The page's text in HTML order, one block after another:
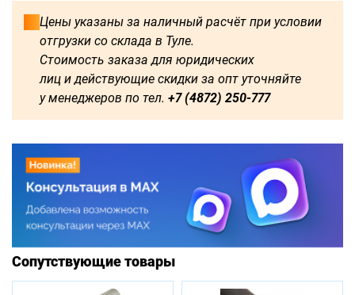
Цены указаны за наличный расчёт при условии
отгрузки со склада в Туле.
Стоимость заказа для юридических
лиц и действующие скидки за опт уточняйте
у менеджеров по тел. +7 (4872) 250-777
3000 3250
3500 3750 4000 4250
4500 4750 5000 5250
Сопутствующие товары